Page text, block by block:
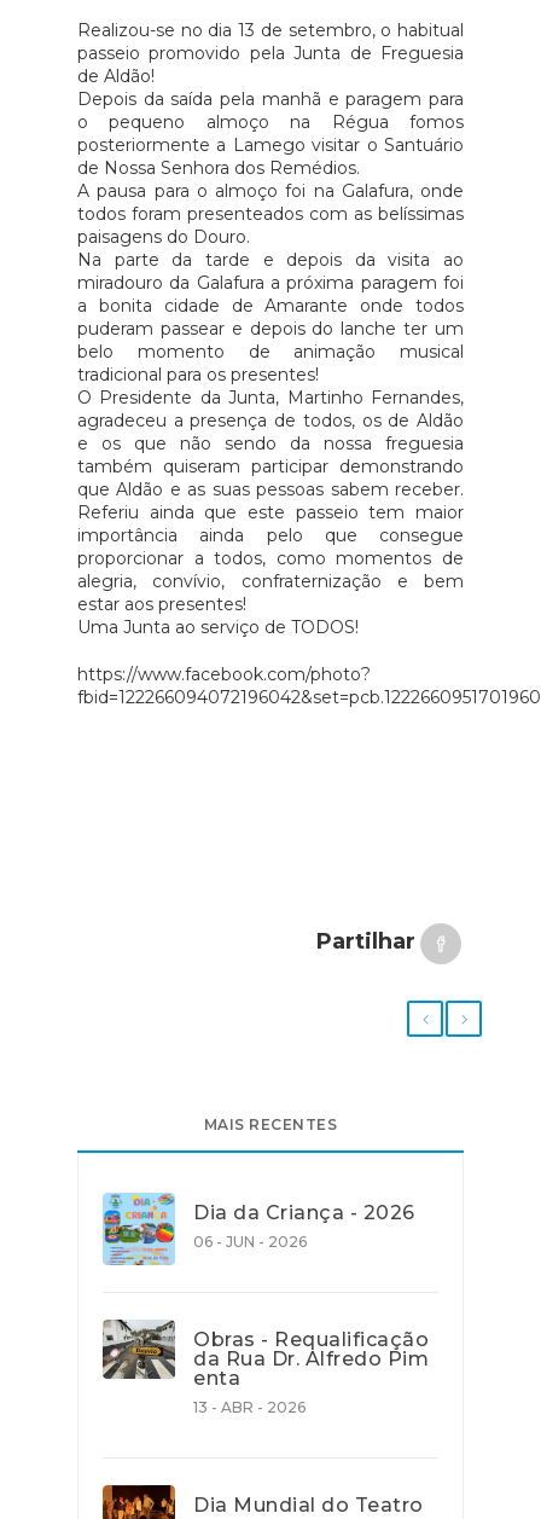
Realizou-se no dia 13 de setembro, o habitual
passeio promovido pela Junta de Freguesia
de Aldão!
Depois da saída pela manhã e paragem para
o pequeno almoço na Régua fomos
posteriormente a Lamego visitar o Santuário
de Nossa Senhora dos Remédios.
A pausa para o almoço foi na Galafura, onde
todos foram presenteados com as belíssimas
paisagens do Douro.
Na parte da tarde e depois da visita ao
miradouro da Galafura a próxima paragem foi
a bonita cidade de Amarante onde todos
puderam passear e depois do lanche ter um
belo momento de animação musical
tradicional para os presentes!
O Presidente da Junta, Martinho Fernandes,
agradeceu a presença de todos, os de Aldão
e os que não sendo da nossa freguesia
também quiseram participar demonstrando
que Aldão e as suas pessoas sabem receber.
Referiu ainda que este passeio tem maior
importância ainda pelo que consegue
proporcionar a todos, como momentos de
alegria, convívio, confraternização e bem
estar aos presentes!
Uma Junta ao serviço de TODOS!
https://www.facebook.com/photo?
Partilhar
MAIS RECENTES
Dia da Criança - 2026
06 - JUN - 2026
Obras - Requalificação
da Rua Dr. Alfredo Pim
enta
13 - ABR - 2026
Dia Mundial do Teatro